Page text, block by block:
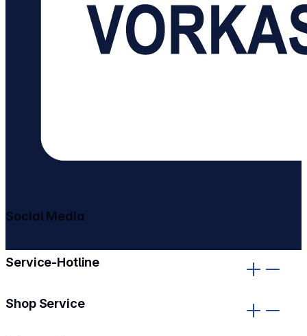
Service-Hotline
Shop Service
Social Media